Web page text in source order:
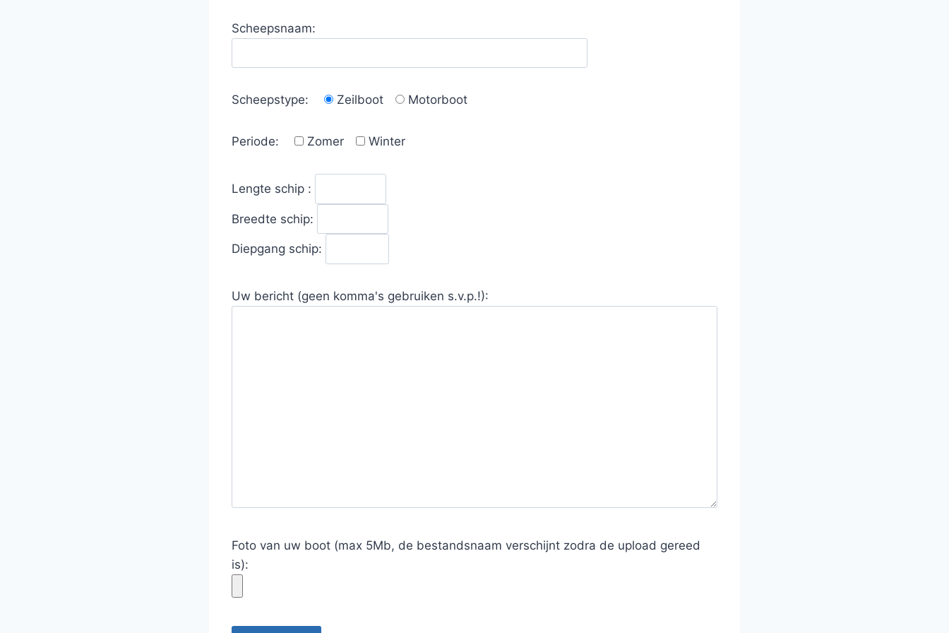
Scheepsnaam:
Scheepstype: Zeilboot Motorboot
Periode: Zomer Winter
Lengte schip :
Breedte schip:
Diepgang schip:
Uw bericht (geen komma's gebruiken s.v.p.!):
Foto van uw boot (max 5Mb, de bestandsnaam verschijnt zodra de upload gereed
is):